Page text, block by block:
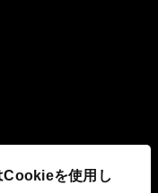
Cookieを使用し